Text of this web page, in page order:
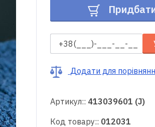
Додати для
Артикул:: 413039601 (J)
Код товару:: 012031